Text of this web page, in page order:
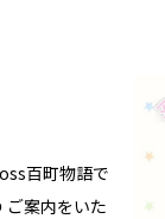
百町物語で
ご案内をいた